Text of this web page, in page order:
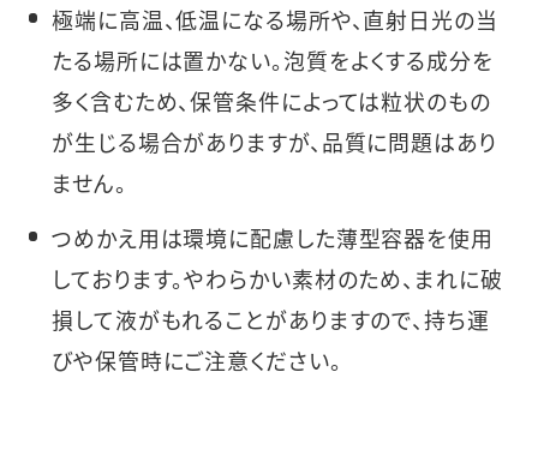
極端に高温、低温になる場所や、直射日光の当
たる場所には置かない。泡質をよくする成分を
多く含むため、保管条件によっては粒状のもの
が生じる場合がありますが、品質に問題はあり
ません。
つめかえ用は環境に配慮した薄型容器を使用
しております。やわらかい素材のため、まれに破
損して液がもれることがありますので、持ち運
びや保管時にご注意ください。